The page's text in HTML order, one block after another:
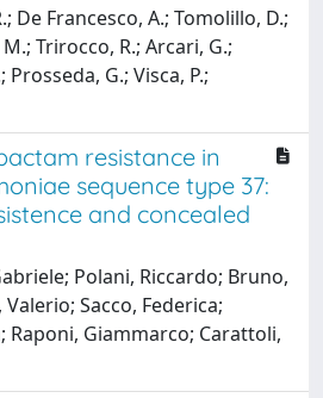
De Francesco, A.; Tomolillo, D.;
Trirocco, R.; Arcari, G.;
G.; Visca, P.;
resistance in
sequence type 37:
and concealed
Polani, Riccardo; Bruno,
Sacco, Federica;
Raponi, Giammarco; Carattoli,